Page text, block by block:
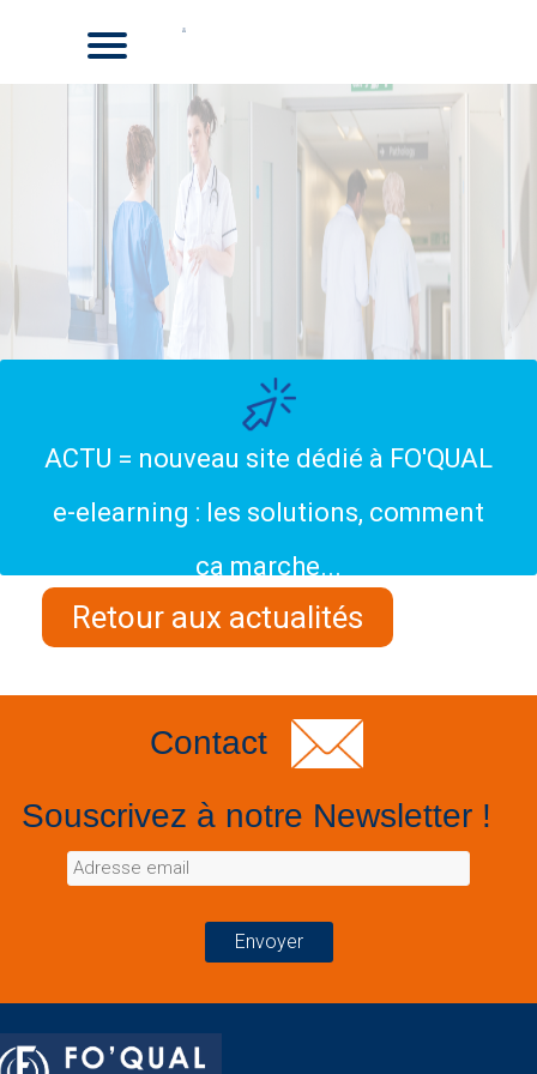
ACTU = nouveau site dédié à FO'QUAL
e-elearning : les solutions, comment
ça marche...
Retour aux actualités
Contact
Souscrivez à notre Newsletter !